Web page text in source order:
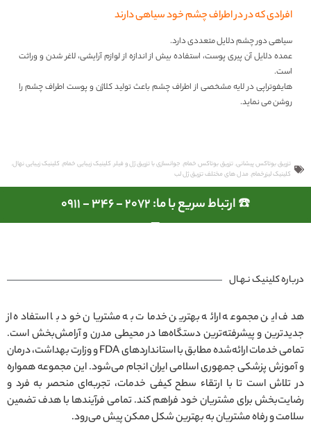
افرادی که در در اطراف چشم خود سیاهی دارند
سیاهی دور چشم دلایل متعددی دارد.
عمده دلایل آن پیری پوست، استفاده بیش از اندازه از لوازم آرایشی، لاغر شدن و وراثت
است.
هایفوتراپی در لایه مشخصی از اطراف چشم باعث تولید کلاژن و پوست اطراف چشم را
روشن می نماید.
تزریق بوتاکس پیشانی تزریق بوتاکس خمام جوانسازی با تزریق ژل و فیلر, کلینیک زیبایی خمام کلینیک زیبایی نهال
کلینیک لیزرخمام مدل های مختلف تزریق ژل لب
☎️ ارتباط سریع با ما: 2072 - 346 - 0911
درباره کلینیک نـهـال
هدف این مجموعه ارائه بهترین خدمات به مشتریان خود با استفاده از
جدیدترین و پیشرفته‌ترین دستگاه‌ها در محیطی مدرن و آرامش‌بخش است.
تمامی خدمات ارائه‌شده مطابق با استانداردهای FDA و وزارت بهداشت، درمان
و آموزش پزشکی جمهوری اسلامی ایران انجام می‌شود. این مجموعه همواره
در تلاش است تا با ارتقاء سطح کیفی خدمات، تجربه‌ای منحصر به فرد و
رضایت‌بخش برای مشتریان خود فراهم کند. تمامی فرآیندها با هدف تضمین
سلامت و رفاه مشتریان به بهترین شکل ممکن پیش می‌رود.